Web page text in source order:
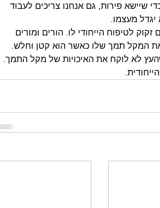
שיישא פירות, גם אנחנו צריכים לעבוד
מעצמו.
לטיפוח הייחודי לו. הורים ומורים
את המקל תמך שלו כאשר הוא קטן וחלש.
שהעץ לא לוקח את האיכויות של מקל התמך.